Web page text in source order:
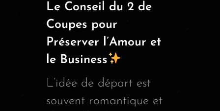
Le Conseil du 2 de
Coupes pour
Préserver l’Amour et
le Business
L’idée de départ est
souvent romantique et